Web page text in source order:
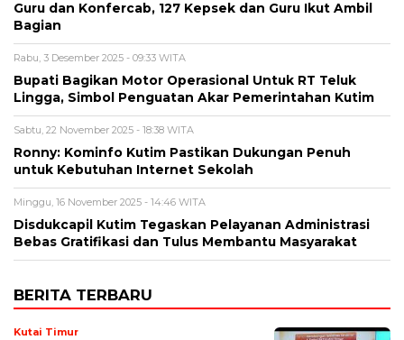
Guru dan Konfercab, 127 Kepsek dan Guru Ikut Ambil
Bagian
Rabu, 3 Desember 2025 - 09:33 WITA
Bupati Bagikan Motor Operasional Untuk RT Teluk
Lingga, Simbol Penguatan Akar Pemerintahan Kutim
Sabtu, 22 November 2025 - 18:38 WITA
Ronny: Kominfo Kutim Pastikan Dukungan Penuh
untuk Kebutuhan Internet Sekolah
Minggu, 16 November 2025 - 14:46 WITA
Disdukcapil Kutim Tegaskan Pelayanan Administrasi
Bebas Gratifikasi dan Tulus Membantu Masyarakat
BERITA TERBARU
Kutai Timur